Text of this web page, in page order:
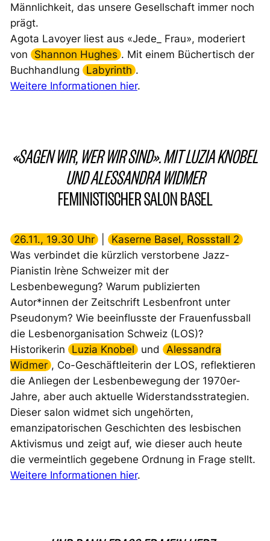
Männlichkeit, das unsere Gesellschaft immer noch
prägt.
Agota Lavoyer liest aus «Jede_ Frau», moderiert
von
Shannon Hughes . Mit einem Büchertisch der
Buchhandlung
Labyrinth .
Weitere Informationen hier.
«SAGEN WIR, WER WIR SIND». MIT LUZIA KNOBEL
UND ALESSANDRA WIDMER
FEMINISTISCHER SALON BASEL
26.11., 19.30 Uhr |
Kaserne Basel, Rossstall 2
Was verbindet die kürzlich verstorbene Jazz-
Pianistin Irène Schweizer mit der
Lesbenbewegung? Warum publizierten
Autor*innen der Zeitschrift Lesbenfront unter
Pseudonym? Wie beeinflusste der Frauenfussball
die Lesbenorganisation Schweiz (LOS)?
Historikerin
Luzia Knobel und
Alessandra
Widmer , Co-Geschäftleiterin der LOS, reflektieren
die Anliegen der Lesbenbewegung der 1970er-
Jahre, aber auch aktuelle Widerstandsstrategien.
Dieser salon widmet sich ungehörten,
emanzipatorischen Geschichten des lesbischen
Aktivismus und zeigt auf, wie dieser auch heute
die vermeintlich gegebene Ordnung in Frage stellt.
Weitere Informationen hier.